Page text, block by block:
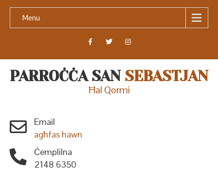
Menu
PARROĊĊA SAN SEBASTJAN
Ħal Qormi
Email
agħfas hawn
Ċemplilna
2148 6350